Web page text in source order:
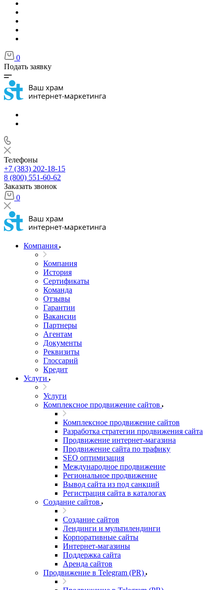
0
Подать заявку
Телефоны
+7 (383) 202-18-15
8 (800) 551-60-62
Заказать звонок
0
Компания
Компания
История
Сертификаты
Команда
Отзывы
Гарантии
Вакансии
Партнеры
Агентам
Документы
Реквизиты
Глоссарий
Кредит
Услуги
Услуги
Комплексное продвижение сайтов
Комплексное продвижение сайтов
Разработка стратегии продвижения сайта
Продвижение интернет-магазина
Продвижение сайта по трафику
SEO оптимизация
Международное продвижение
Региональное продвижение
Вывод сайта из под санкций
Регистрация сайта в каталогах
Создание сайтов
Создание сайтов
Лендинги и мультилендинги
Корпоративные сайты
Интернет-магазины
Поддержка сайта
Аренда сайтов
Продвижение в Telegram (PR)